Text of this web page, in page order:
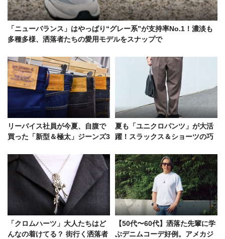
「ニューバランス」はやっぱり“グレー系”が支持率No.1！濃淡も
多種多様、洒落者たちの愛用モデルをスナップで
リーバイス社員が今夏、自腹で
買った「新型＆極太」ジーンズ3
ート”
夏も「ユニクロパンツ」が大活
躍！スラックス＆ショーツの巧
「クロムハーツ」大人たちはど
んなの着けてる？ 街行く洒落者
【50代〜60代】洒落た先輩に学
ぶデニムコーデ好例。アメカジ